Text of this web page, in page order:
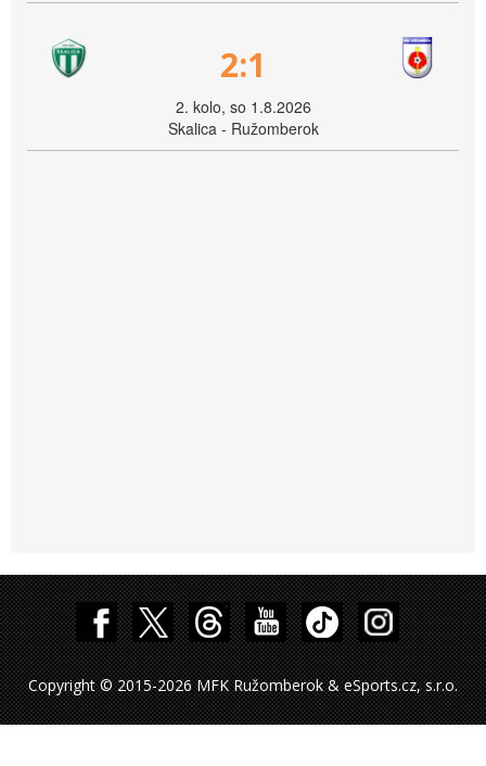
2:1
2. kolo, so 1.8.2026
Skalica - Ružomberok
Copyright © 2015-2026 MFK Ružomberok & eSports.cz, s.r.o.